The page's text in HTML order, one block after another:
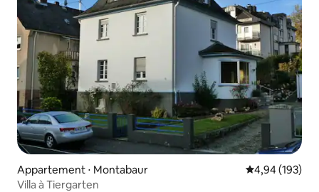
Appartement ⋅ Montabaur Évaluation
4,94 (193)
Villa à Tiergarten